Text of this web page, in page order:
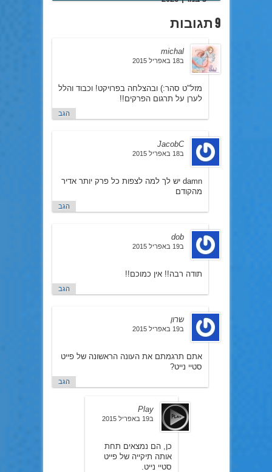
9 תגובות
michal
ב18 באפריל 2015
מזל"ט סהר:) ובהצלחה בפרויקט! וכבוד והלל
לערן על תרגום הפרקים!!
הגב
JacobC
ב18 באפריל 2015
damn יש לך למה לצפות כל פרק יותר אדיר
מהקודם
הגב
dob
ב19 באפריל 2015
תודה רבה!! אין כמוכם!!
הגב
שרון
ב19 באפריל 2015
אתם תרגמתם את העונה הראשונה של פייט
סטיי נייט?
הגב
Play
ב19 באפריל 2015
כן, הם נמצאים תחת
אותה תיקייה של פייט
סטיי נייט.